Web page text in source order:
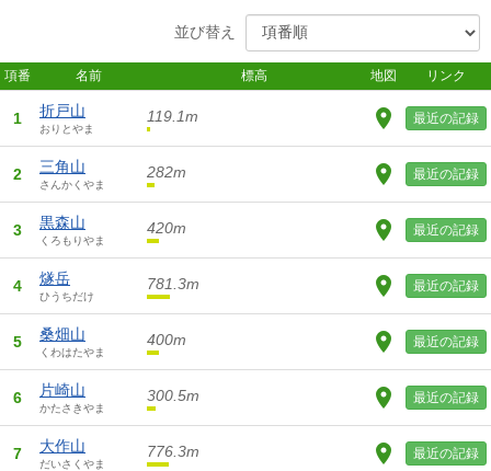
並び替え
項番 名前 標高 地図 リンク
1 折戸山
おりとやま
119.1m 最近の記録
2 三角山
さんかくやま
282m 最近の記録
3 黒森山
くろもりやま
420m 最近の記録
4 燧岳
ひうちだけ
781.3m 最近の記録
5 桑畑山
くわはたやま
400m 最近の記録
6 片崎山
かたさきやま
300.5m 最近の記録
7 大作山
だいさくやま
776.3m 最近の記録